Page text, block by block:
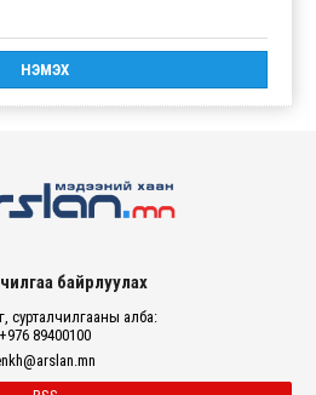
байрлуулах
сурталчилгааны алба:
+976 89400100